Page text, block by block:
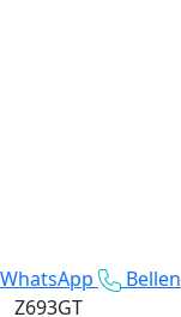
WhatsApp
Bellen
Z693GT